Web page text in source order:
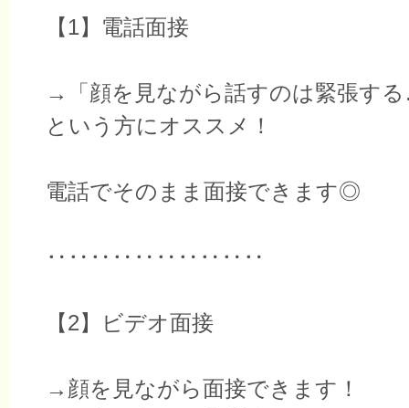
【1】電話面接
→「顔を見ながら話すのは緊張す
という方にオススメ！
電話でそのまま面接できます◎
‥‥‥‥‥‥‥‥‥‥
【2】ビデオ面接
→顔を見ながら面接できます！